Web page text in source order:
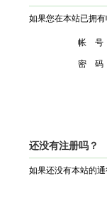
如果您在本站已拥
帐 号
密 码
还没有注册吗？
如果还没有本站的